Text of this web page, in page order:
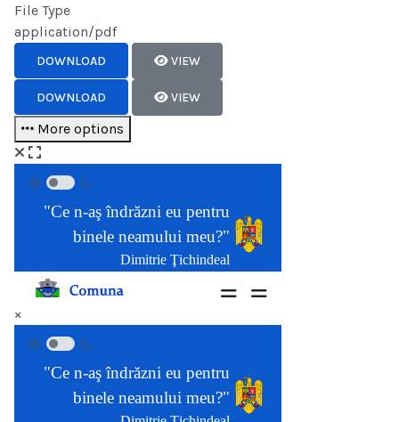
File Type
application/pdf
DOWNLOAD VIEW
DOWNLOAD VIEW
More options
×